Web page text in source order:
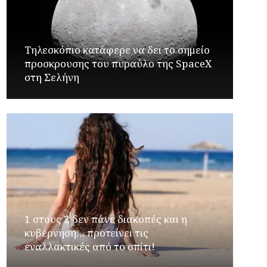
Τηλεσκόπιο κατάφερε να δει το σημείο
προσκρουσης του πυραύλο της SpaceX
στη Σελήνη
1 στους 2 δεν πάνε διακοπές και η
κυβέρνηση… προτείνει τις
εναλλακτικές από το σπίτι!